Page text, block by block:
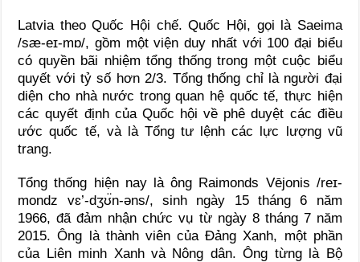
Latvia theo Quốc Hội chế. Quốc Hội, gọi là Saeima
/sæ-eɪ-mɒ/, gồm một viện duy nhất với 100 đại biểu
có quyền bãi nhiệm tổng thống trong một cuộc biểu
quyết với tỷ số hơn 2/3. Tổng thống chỉ là người đại
diện cho nhà nước trong quan hệ quốc tế, thực hiện
các quyết định của Quốc hội về phê duyệt các điều
ước quốc tế, và là Tổng tư lệnh các lực lượng vũ
trang.
Tổng thống hiện nay là ông Raimonds Vējonis /reɪ-
mondz vɛ’-dʒʊ̈n-əns/, sinh ngày 15 tháng 6 năm
1966, đã đảm nhận chức vụ từ ngày 8 tháng 7 năm
2015. Ông là thành viên của Đảng Xanh, một phần
của Liên minh Xanh và Nông dân. Ông từng là Bộ